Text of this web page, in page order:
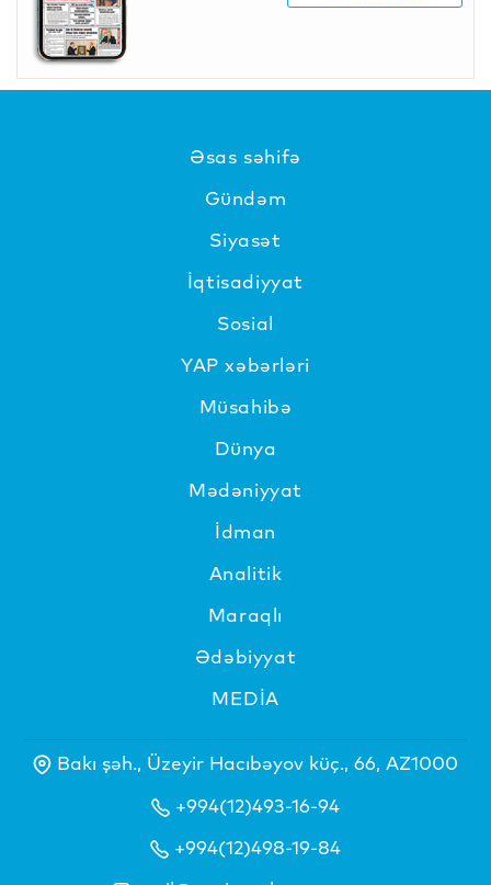
Əsas səhifə
Gündəm
Siyasət
İqtisadiyyat
Sosial
YAP xəbərləri
Müsahibə
Dünya
Mədəniyyat
İdman
Analitik
Maraqlı
Ədəbiyyat
MEDİA
Bakı şəh., Üzeyir Hacıbəyov küç., 66, AZ1000
+994(12)493-16-94
+994(12)498-19-84